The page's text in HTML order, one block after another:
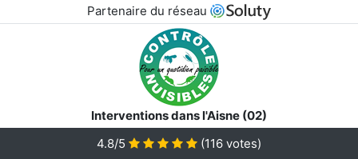
Partenaire du réseau
Interventions dans l'Aisne (02)
4.8/5 (116 votes)